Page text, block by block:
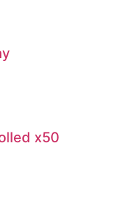
x50